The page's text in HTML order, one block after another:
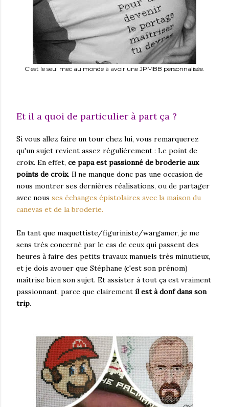
C'est le seul mec au monde à avoir une JPMBB personnalisée.
Et il a quoi de particulier à part ça ?
Si vous allez faire un tour chez lui, vous remarquerez
qu'un sujet revient assez régulièrement : Le point de
croix. En effet, ce papa est passionné de broderie aux
points de croix. Il ne manque donc pas une occasion de
nous montrer ses dernières réalisations, ou de partager
avec nous ses échanges épistolaires avec la maison du
canevas et de la broderie.
En tant que maquettiste/figuriniste/wargamer, je me
sens très concerné par le cas de ceux qui passent des
heures à faire des petits travaux manuels très minutieux,
et je dois avouer que Stéphane (c'est son prénom)
maîtrise bien son sujet. Et assister à tout ça est vraiment
passionnant, parce que clairement il est à donf dans son
trip.